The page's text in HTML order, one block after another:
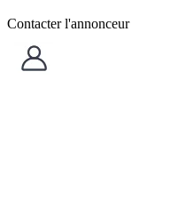
Contacter l'annonceur